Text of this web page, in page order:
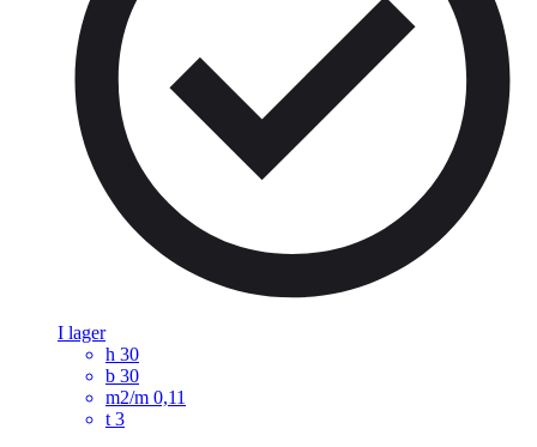
I lager
h 30
b 30
m2/m 0,11
t 3